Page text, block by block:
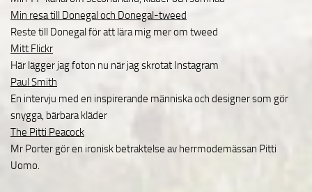
Min resa till Donegal och Donegal-tweed
Reste till Donegal för att lära mig mer om tweed
Mitt Flickr
Här lägger jag foton nu när jag skrotat Instagram
Paul Smith
En intervju med en inspirerande människa och designer som gör
snygga, bärbara kläder
The Pitti Peacock
Mr Porter gör en ironisk betraktelse av herrmodemässan Pitti
Uomo.